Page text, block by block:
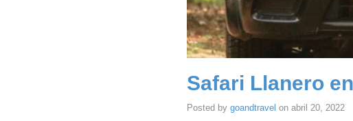
Safari Llanero
Posted by goandtravel on abril 20, 2022